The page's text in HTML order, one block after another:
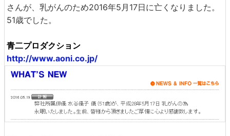
さんが、乳がんのため2016年5月17日に亡くなりました。
51歳でした。
青二プロダクション
http://www.aoni.co.jp/